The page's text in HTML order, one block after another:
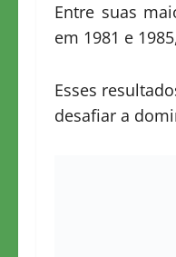
Entre suas
em 1981 e
Esses
desafiar a